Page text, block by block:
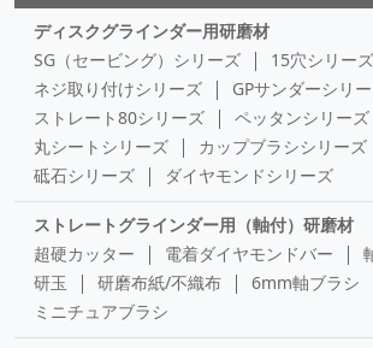
ディスクグラインダー用研磨材
SG（セービング）シリーズ
15穴シリーズ
ネジ取り付けシリーズ
GPサンダーシリ
ストレート80シリーズ
ペッタンシリーズ
丸シートシリーズ
カップブラシシリーズ
砥石シリーズ
ダイヤモンドシリーズ
ストレートグラインダー用（軸付）研磨材
超硬カッター
電着ダイヤモンドバー
研玉
研磨布紙/不織布
6mm軸ブラシ
ミニチュアブラシ